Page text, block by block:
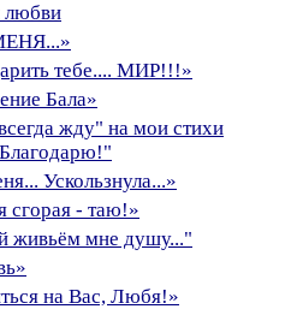
любви
тебе.... МИР!!!»
Бала»
жду" на мои стихи
Ускользнула...»
сгорая - таю!»
живьём мне душу..."
на Вас, Любя!»